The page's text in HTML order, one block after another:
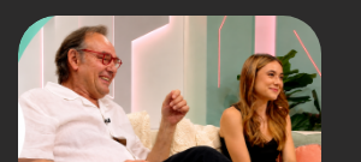
para a sua concretização. Foi
neste contexto que a RTP LAB
participou numa sessão de
pitchings promovida pela